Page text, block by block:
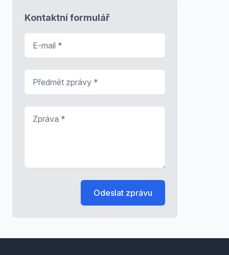
Kontaktní formulář
Odeslat zprávu